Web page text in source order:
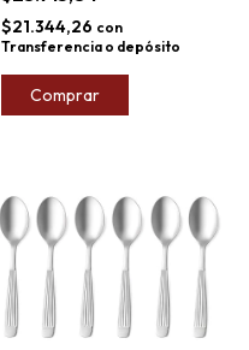
$21.344,26 con
Transferencia o depósito
Comprar